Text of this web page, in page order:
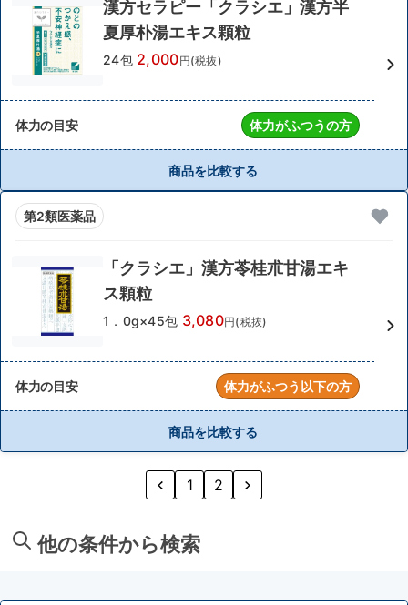
漢方セラピー「クラシエ」漢方半
夏厚朴湯エキス顆粒
24包 2,000円(税抜)
体力の目安 体力がふつうの方
商品を比較する
第2類医薬品
「クラシエ」漢方苓桂朮甘湯エキ
ス顆粒
1．0g×45包 3,080円(税抜)
体力の目安 体力がふつう以下の方
商品を比較する
1 2
他の条件から検索